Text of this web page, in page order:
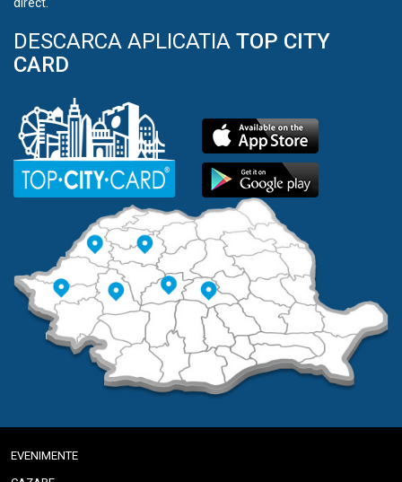
direct.
DESCARCA APLICATIA TOP CITY
CARD
EVENIMENTE